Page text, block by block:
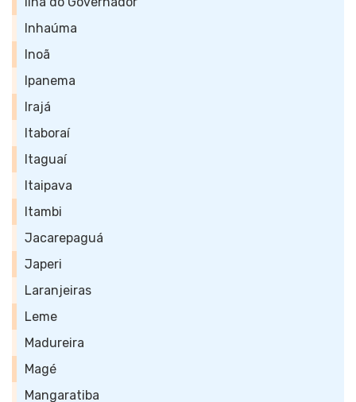
Inhaúma
Inoã
Ipanema
Irajá
Itaboraí
Itaguaí
Itaipava
Itambi
Jacarepaguá
Japeri
Laranjeiras
Leme
Madureira
Magé
Mangaratiba